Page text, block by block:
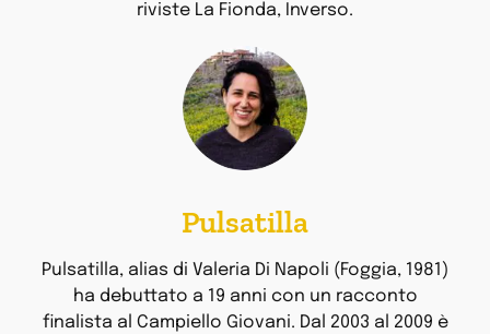
riviste La Fionda, Inverso.
Pulsatilla
Pulsatilla, alias di Valeria Di Napoli (Foggia, 1981)
ha debuttato a 19 anni con un racconto
finalista al Campiello Giovani. Dal 2003 al 2009 è